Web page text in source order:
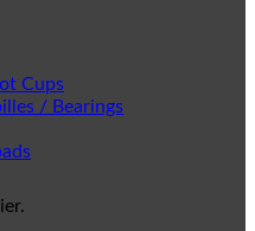
Cups
/ Bearings